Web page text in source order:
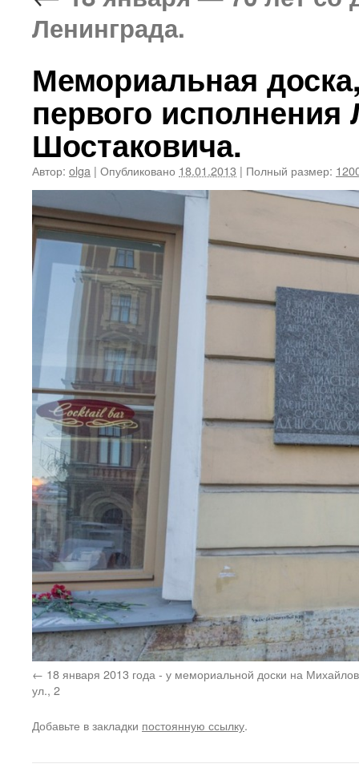
Ленинграда.
Мемориальная
первого
Шостаковича.
Автор: olga | Опубликовано 18.01.2013 | Полный размер:
18 января 2013 года - у мемориальной доски на
ул., 2
Добавьте в закладки постоянную ссылку.